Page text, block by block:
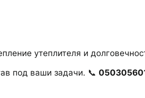
утеплителя и
под ваши задачи. 📞